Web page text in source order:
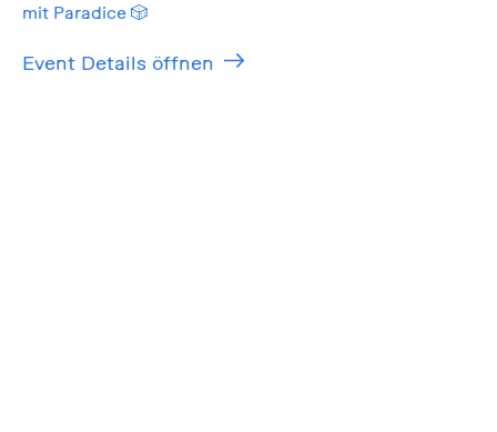
mit Paradice 🎲
Event Details öffnen